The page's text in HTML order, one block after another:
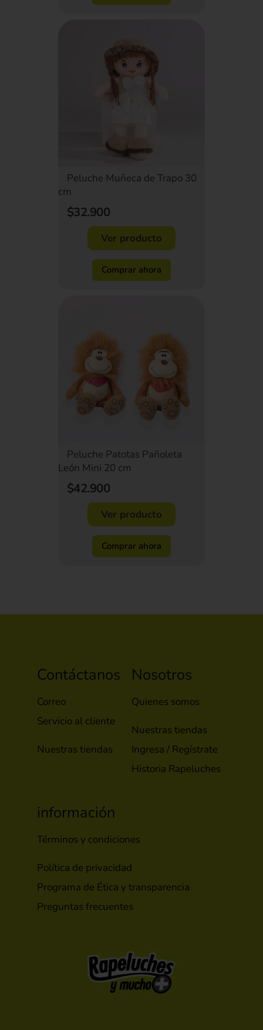
Peluche Muñeca de Trapo 30
cm
$32.900
Ver producto
Comprar ahora
Peluche Patotas Pañoleta
León Mini 20 cm
$42.900
Ver producto
Comprar ahora
Contáctanos
Correo
Servicio al cliente
Nuestras tiendas
Nosotros
Quienes somos
Nuestras tiendas
Ingresa / Regístrate
Historia Rapeluches
información
Términos y condiciones
Política de privacidad
Programa de Ética y transparencia
Preguntas frecuentes